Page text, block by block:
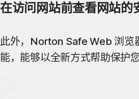
在访问网站前查看网站的
此外，Norton Safe Web 浏览
能，能够以全新方式帮助保护您